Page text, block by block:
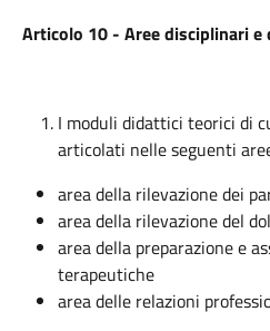
Articolo 10 - Aree disciplinari e
I moduli didattici teorici di
articolati nelle seguenti
area della rilevazione dei
area della rilevazione del
area della preparazione e
terapeutiche
area delle relazioni